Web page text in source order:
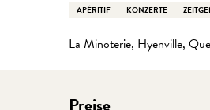
APÉRITIF KONZERTE
La Minoterie, Hyenville,